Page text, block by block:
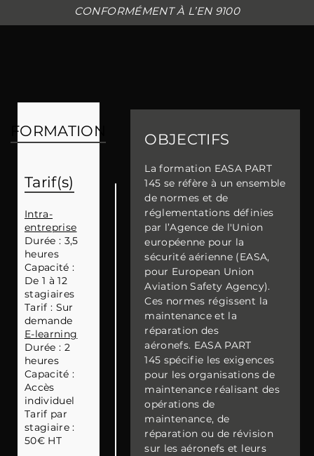
CONFORMÉMENT À L’EN 9100
FORMATION
Tarif(s)
Intra-
entreprise
Durée : 3,5
heures
Capacité :
De 1 à 12
stagiaires
Tarif : Sur
demande
E-learning
Durée : 2
heures
Capacité :
Accès
individuel
Tarif par
stagiaire :
50€ HT
OBJECTIFS
La formation EASA PART
145 se réfère à un ensemble
de normes et de
réglementations définies
par l’Agence de l'Union
européenne pour la
sécurité aérienne (EASA,
pour European Union
Aviation Safety Agency).
Ces normes régissent la
maintenance et la
réparation des
aéronefs. EASA PART
145 spécifie les exigences
pour les organisations de
maintenance réalisant des
opérations de
maintenance, de
réparation ou de révision
sur les aéronefs et leurs